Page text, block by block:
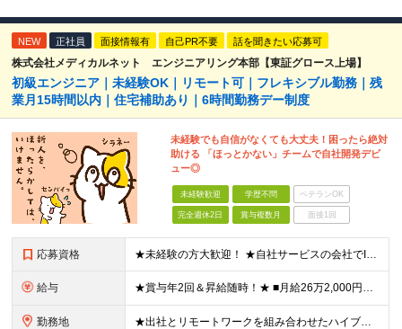
NEW 正社員 面接情報有 自己PR不要 話を聞きたい応募可
株式会社メディカルネット エンジニアリング本部【東証グロース上場】
初級エンジニア｜未経験OK｜リモート可｜フレキシブル勤務｜残
業月15時間以内｜住宅補助あり｜6時間勤務デー制度
未経験でも自信がなくても大丈夫！困ったら絶対
助ける 「ほっとかない」チームで自社開発デビ
ュー◎
未経験歓迎 学歴不問 ベテランOK
完全週休2日 賞与複数月 面接1回
応募資格 ★未経験の方大歓迎！ ★自社サービスの会社でIT業界デビューを目指しましょう◎ ■学歴不問 ＼以下のような方大歓迎／ ◎ITの仕事に興味がある ◎エンジニアとしてキャリアを築きたい ◎社会貢献性の高
給与 ★賞与年2回＆昇給随時！★ ■月給26万2,000円～33万円＋賞与年2回＋交通費 ※前職の給与やスキルを考慮し決定します ※固定残業代（月45時間分／6万9,000円～8万7,000円）を含みます
勤務地 ★出社とリモートワークを組み合わせたハイブリッド勤務！ ★幡ヶ谷駅から徒歩1分！ 【本社】 東京都渋谷区幡ヶ谷1-34-14 宝ビル3F ※(変更の範囲)上記を除く当社関連勤務地